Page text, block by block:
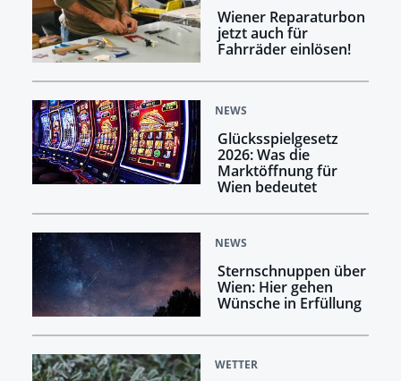
Wiener Reparaturbon
jetzt auch für
Fahrräder einlösen!
NEWS
Glücksspielgesetz
2026: Was die
Marktöffnung für
Wien bedeutet
NEWS
Sternschnuppen über
Wien: Hier gehen
Wünsche in Erfüllung
WETTER